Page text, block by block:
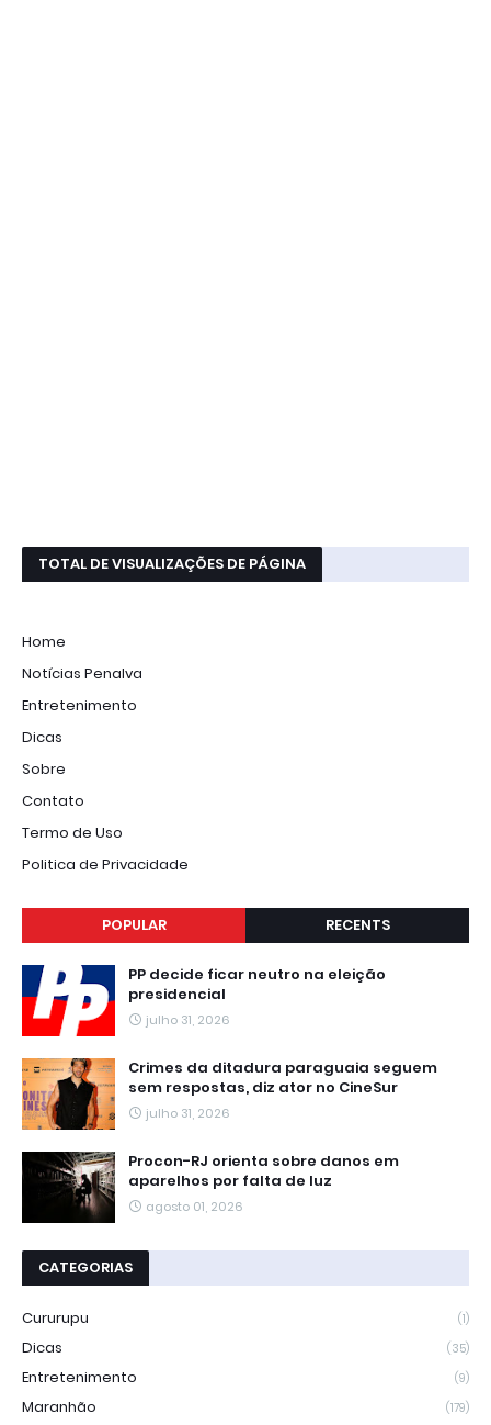
TOTAL DE VISUALIZAÇÕES DE PÁGINA
Home
Notícias Penalva
Entretenimento
Dicas
Sobre
Contato
Termo de Uso
Politica de Privacidade
POPULAR RECENTS
PP decide ficar neutro na eleição
presidencial
julho 31, 2026
Crimes da ditadura paraguaia seguem
sem respostas, diz ator no CineSur
julho 31, 2026
Procon-RJ orienta sobre danos em
aparelhos por falta de luz
agosto 01, 2026
CATEGORIAS
Cururupu (1)
Dicas (35)
Entretenimento (9)
Maranhão (179)